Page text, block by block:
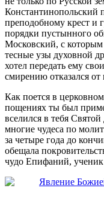
Константинопольский
преподобному крест и
порядки пустынного
Московский, с
тесные узы духовной
хотел передать ему
смирению отказался от
Как поется в
пощениях ты был
вселился в тебя
многие чудеса по
за четыре года до
обещала
чудо Епифаний,